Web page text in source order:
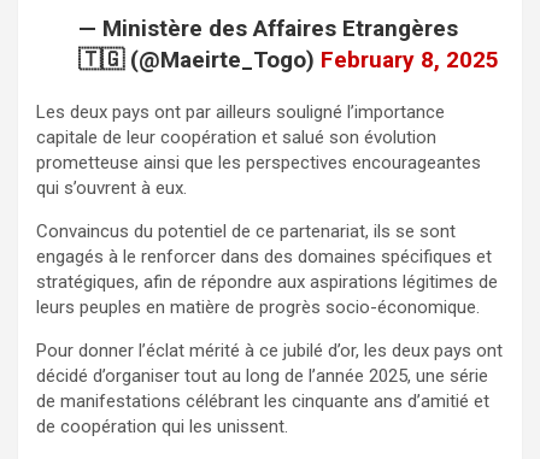
— Ministère des Affaires Etrangères
🇹🇬 (@Maeirte_Togo) February 8, 2025
Les deux pays ont par ailleurs souligné l’importance
capitale de leur coopération et salué son évolution
prometteuse ainsi que les perspectives encourageantes
qui s’ouvrent à eux.
Convaincus du potentiel de ce partenariat, ils se sont
engagés à le renforcer dans des domaines spécifiques et
stratégiques, afin de répondre aux aspirations légitimes de
leurs peuples en matière de progrès socio-économique.
Pour donner l’éclat mérité à ce jubilé d’or, les deux pays ont
décidé d’organiser tout au long de l’année 2025, une série
de manifestations célébrant les cinquante ans d’amitié et
de coopération qui les unissent.